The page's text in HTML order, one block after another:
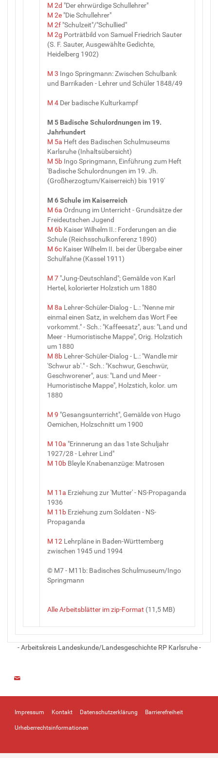
M 2d "Der ehrwürdige Schullehrer"
M 2e "Die Schullehrer"
M 2f "Schulzeit"/"Schullied"
M 2g Porträtbild von Samuel Friedrich Sauter
(S. F. Sauter, Ausgewählte Gedichte,
Heidelberg 1902)
M 3 Ingo Springmann: Zwischen Schulbank
und Barrikaden - Lehrer und Schüler 1848/49
M 4 Der badische Kulturkampf
M 5 Badische Schulordnungen im 19.
Jahrhundert
M 5a Heft des Badischen Schulmuseums
Karlsruhe (Inhaltsübersicht)
M 5b Ingo Springmann, Einführung zum Heft
'Badische Schulordnungen im 19. Jh.
(Großherzogtum/Kaiserreich) bis 1919'
M 6 Schule im Kaiserreich
M 6a Ordnung im Unterricht - Grundsätze der
Freideutschen Jugend
M 6b Kaiser Wilhelm II.: Forderungen an die
Schule (Reichsschulkonferenz 1890)
M 6c Kaiser Wilhelm II. bei der Übergabe einer
Schulfahne (Kassel 1911)
M 7 "Jung-Deutschland"; Gemälde von Karl
Hertel, kolorierter Holzstich um 1880
M 8a Lehrer-Schüler-Dialog - L.: "Nenne mir
einmal einen Satz, in welchem das Wort Fee
vorkommt." - Sch.: "Kaffeesatz", aus: "Land und
Meer - Humoristische Mappe", Orig. Holzstich
um 1880
M 8b Lehrer-Schüler-Dialog - L.: "Wandle mir
'Schwur ab'." - Sch.: "Kschwur, Geschwür,
Geschworener", aus: "Land und Meer -
Humoristische Mappe", Holzstich, kolor. um
1880
M 9 "Gesangsunterricht", Gemälde von Hugo
Oemichen, Holzschnitt um 1900
M 10a "Erinnerung an das 1ste Schuljahr
1927/28 - Lehrer Lind"
M 10b Bleyle Knabenanzüge: Matrosen
M 11a Erziehung zur 'Mutter' - NS-Propaganda
1936
M 11b Erziehung zum Soldaten - NS-
Propaganda
M 12 Lehrpläne in Baden-Württemberg
zwischen 1945 und 1994
© M7 - M11b: Badisches Schulmuseum/Ingo
Springmann
Alle Arbeitsblätter im zip-Format (11,5 MB)
- Arbeitskreis Landeskunde/Landesgeschichte RP Karlsruhe -
Impressum Kontakt Datenschutzerklärung Barrierefreiheit
Urheberrechtsinformationen